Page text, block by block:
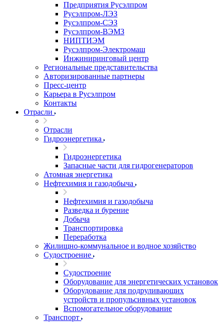
Предприятия Русэлпром
Русэлпром-ЛЭЗ
Русэлпром-СЭЗ
Русэлпром-ВЭМЗ
НИПТИЭМ
Русэлпром-Электромаш
Инжиниринговый центр
Региональные представительства
Авторизированные партнеры
Пресс-центр
Карьера в Русэлпром
Контакты
Отрасли
Отрасли
Гидроэнергетика
Гидроэнергетика
Запасные части для гидрогенераторов
Атомная энергетика
Нефтехимия и газодобыча
Нефтехимия и газодобыча
Разведка и бурение
Добыча
Транспортировка
Переработка
Жилищно-коммунальное и водное хозяйство
Судостроение
Судостроение
Оборудование для энергетических установок
Оборудование для подруливающих
устройств и пропульсивных установок
Вспомогательное оборудование
Транспорт